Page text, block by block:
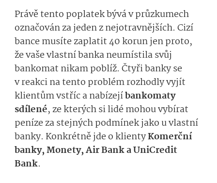
Právě tento poplatek bývá v průzkumech
označován za jeden z nejotravnějších. Cizí
bance musíte zaplatit 40 korun jen proto,
že vaše vlastní banka neumístila svůj
bankomat nikam poblíž. Čtyři banky se
v reakci na tento problém rozhodly vyjít
klientům vstříc a nabízejíbankomaty
sdílené, ze kterých si lidé mohou vybírat
peníze za stejných podmínek jako u vlastní
banky. Konkrétně jde o klientyKomerční
banky, Monety, Air Bank a UniCredit
Bank.